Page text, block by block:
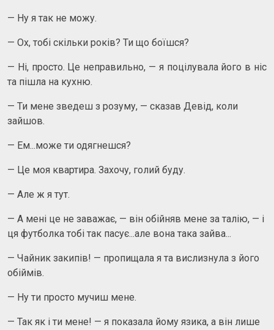
— Ну я так не можу.
— Ох, тобі скільки років? Ти що боїшся?
— Ні, просто. Це неправильно, — я поцілувала його в ніс
та пішла на кухню.
— Ти мене зведеш з розуму, — сказав Девід, коли
зайшов.
— Ем...може ти одягнешся?
— Це моя квартира. Захочу, голий буду.
— Але ж я тут.
— А мені це не заважає, — він обійняв мене за талію, — і
ця футболка тобі так пасує...але вона така зайва...
— Чайник закипів! — пропищала я та вислизнула з його
обіймів.
— Ну ти просто мучиш мене.
— Так як і ти мене! — я показала йому язика, а він лише